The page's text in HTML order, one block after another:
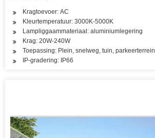
Kragtoevoer: AC
Kleurtemperatuur: 3000K-5000K
Lampliggaammateriaal: aluminiumlegering
Krag: 20W-240W
Toepassing: Plein, snelweg, tuin, parkeerterrein
IP-gradering: IP66